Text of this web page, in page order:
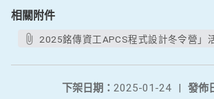
相關附件
2025銘傳資工APCS程式設計冬令營」
發佈
下架日期： 2025-01-24
|